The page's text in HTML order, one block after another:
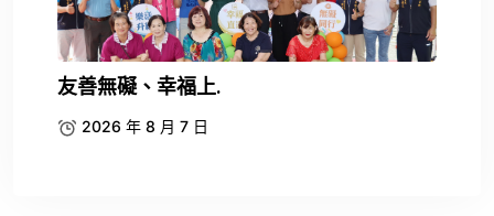
友善無礙、幸福上.
2026 年 8 月 7 日